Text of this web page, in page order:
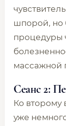
шпорой, но
процедуры
массажной
Сеанс 2:
Ко второму
уже